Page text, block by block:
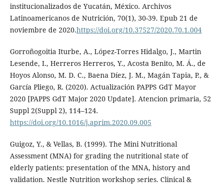
institucionalizados de Yucatán, México. Archivos
Latinoamericanos de Nutrición, 70(1), 30-39. Epub 21 de
noviembre de 2020.https://doi.org/10.37527/2020.70.1.004
Gorroñogoitia Iturbe, A., López-Torres Hidalgo, J., Martin
Lesende, I., Herreros Herreros, Y., Acosta Benito, M. Á., de
Hoyos Alonso, M. D. C., Baena Díez, J. M., Magán Tapia, P., &
García Pliego, R. (2020). Actualización PAPPS GdT Mayor
2020 [PAPPS GdT Major 2020 Update]. Atencion primaria, 52
Suppl 2(Suppl 2), 114–124.
https://doi.org/10.1016/j.aprim.2020.09.005
Guigoz, Y., & Vellas, B. (1999). The Mini Nutritional
Assessment (MNA) for grading the nutritional state of
elderly patients: presentation of the MNA, history and
validation. Nestle Nutrition workshop series. Clinical &